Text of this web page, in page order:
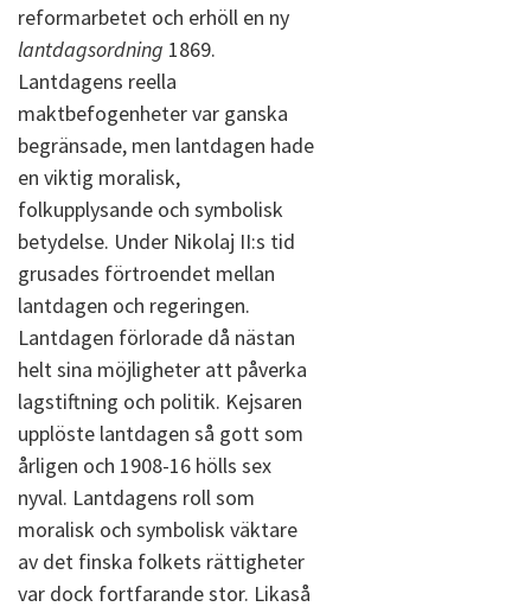
reformarbetet och erhöll en ny
lantdagsordning 1869.
Lantdagens reella
maktbefogenheter var ganska
begränsade, men lantdagen hade
en viktig moralisk,
folkupplysande och symbolisk
betydelse. Under Nikolaj II:s tid
grusades förtroendet mellan
lantdagen och regeringen.
Lantdagen förlorade då nästan
helt sina möjligheter att påverka
lagstiftning och politik. Kejsaren
upplöste lantdagen så gott som
årligen och 1908-16 hölls sex
nyval. Lantdagens roll som
moralisk och symbolisk väktare
av det finska folkets rättigheter
var dock fortfarande stor. Likaså